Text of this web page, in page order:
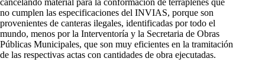
no cumplen las especificaciones del INVIAS, porque son
provenientes de canteras ilegales, identificadas por todo el
mundo, menos por la Interventoría y la Secretaria de Obras
Públicas Municipales, que son muy eficientes en la tramitación
de las respectivas actas con cantidades de obra ejecutadas.